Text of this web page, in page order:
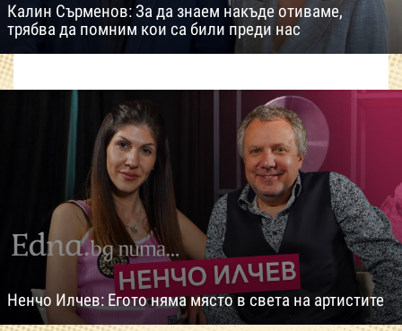
Калин Сърменов: За да знаем накъде отиваме,
трябва да помним кои са били преди нас
Ненчо Илчев: Егото няма място в света на артистите